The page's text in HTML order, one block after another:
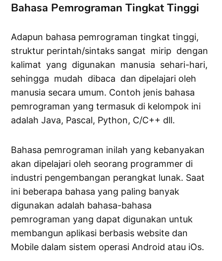
Bahasa Pemrograman Tingkat Tinggi
Adapun bahasa pemrograman tingkat tinggi,
struktur perintah/sintaks sangat mirip dengan
kalimat yang digunakan manusia sehari-hari,
sehingga mudah dibaca dan dipelajari oleh
manusia secara umum. Contoh jenis bahasa
pemrograman yang termasuk di kelompok ini
adalah Java, Pascal, Python, C/C++ dll.
Bahasa pemrograman inilah yang kebanyakan
akan dipelajari oleh seorang programmer di
industri pengembangan perangkat lunak. Saat
ini beberapa bahasa yang paling banyak
digunakan adalah bahasa-bahasa
pemrograman yang dapat digunakan untuk
membangun aplikasi berbasis website dan
Mobile dalam sistem operasi Android atau iOs.